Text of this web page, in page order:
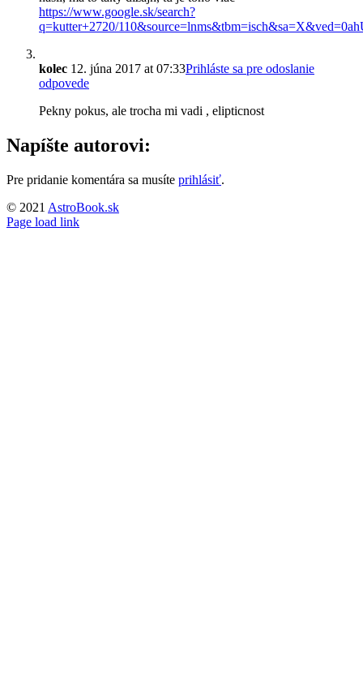
https://www.google.sk/search?
q=kutter+2720/
kolec 12. júna 2017 at 07:33Prihláste sa pre odoslanie
odpovede
Pekny pokus, ale trocha mi vadi , elipticnost
Napíšte autorovi:
Pre pridanie komentára sa musíte prihlásiť.
© 2021 AstroBook.sk
Facebook
Page load link